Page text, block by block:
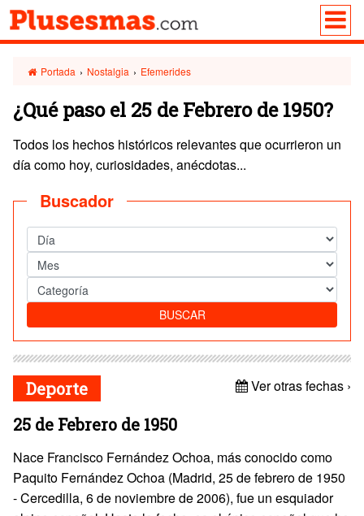
Portada › Nostalgia › Efemerides
¿Qué paso el 25 de Febrero de 1950?
Todos los hechos históricos relevantes que ocurrieron un
día como hoy, curiosidades, anécdotas...
Buscador
BUSCAR
Deporte Ver otras fechas ›
25 de Febrero de 1950
Nace Francisco Fernández Ochoa, más conocido como
Paquito Fernández Ochoa (Madrid, 25 de febrero de 1950
- Cercedilla, 6 de noviembre de 2006), fue un esquiador